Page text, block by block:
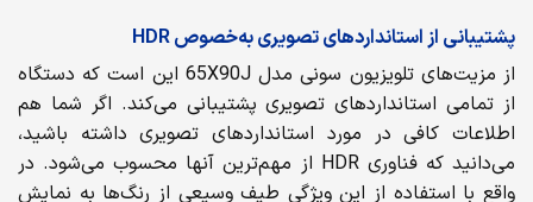
پشتیبانی از استانداردهای تصویری به‌خصوص HDR
از مزیت‌های تلویزیون سونی مدل 65X90J این است که دستگاه
از تمامی استانداردهای تصویری پشتیبانی می‌کند. اگر شما هم
اطلاعات کافی در مورد استانداردهای تصویری داشته باشید،
می‌دانید که فناوری HDR از مهم‌ترین آنها محسوب می‌شود. در
واقع با استفاده از این ویژگی طیف وسیعی از رنگ‌ها به نمایش